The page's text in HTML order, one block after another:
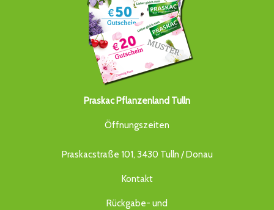
Praskac Pflanzenland Tulln
Öffnungszeiten
Praskacstraße 101, 3430 Tulln / Donau
Kontakt
Rückgabe- und